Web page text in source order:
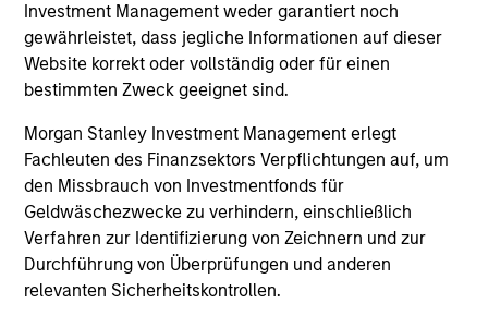
Investment Management weder garantiert noch
gewährleistet, dass jegliche Informationen auf dieser
Website korrekt oder vollständig oder für einen
bestimmten Zweck geeignet sind.
Morgan Stanley Investment Management erlegt
Fachleuten des Finanzsektors Verpflichtungen auf, um
den Missbrauch von Investmentfonds für
Geldwäschezwecke zu verhindern, einschließlich
Verfahren zur Identifizierung von Zeichnern und zur
Durchführung von Überprüfungen und anderen
relevanten Sicherheitskontrollen.
16-DEC-2025
May not represent all Team Members.